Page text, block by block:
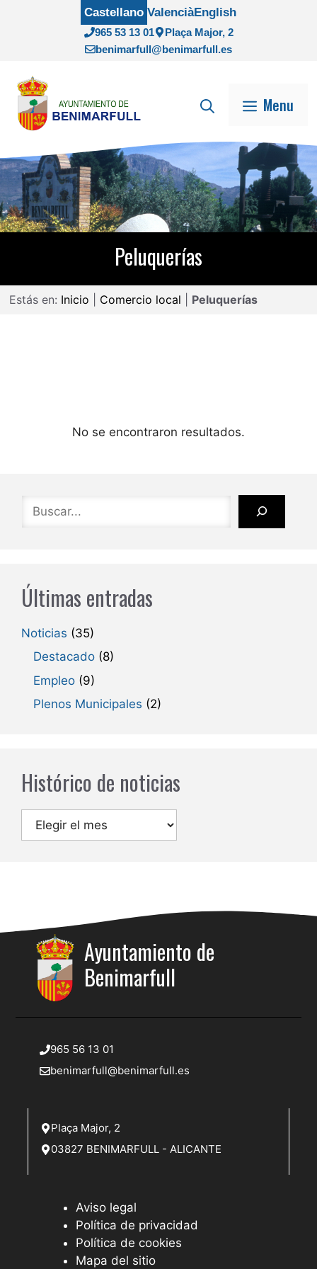
965 53 13 01
Plaça Major, 2
benimarfull@benimarfull.es
Castellano ValenciàEnglish
Menu
Peluquerías
Estás en: Inicio Comercio local Peluquerías
No se encontraron resultados.
Últimas entradas
Noticias (35)
Destacado (8)
Empleo (9)
Plenos Municipales (2)
Histórico de noticias
Archivos
Ayuntamiento de
Benimarfull
965 56 13 01
benimarfull@benimarfull.es
Plaça Major, 2
03827 BENIMARFULL - ALICANTE
Aviso legal
Política de privacidad
Política de cookies
Mapa del sitio